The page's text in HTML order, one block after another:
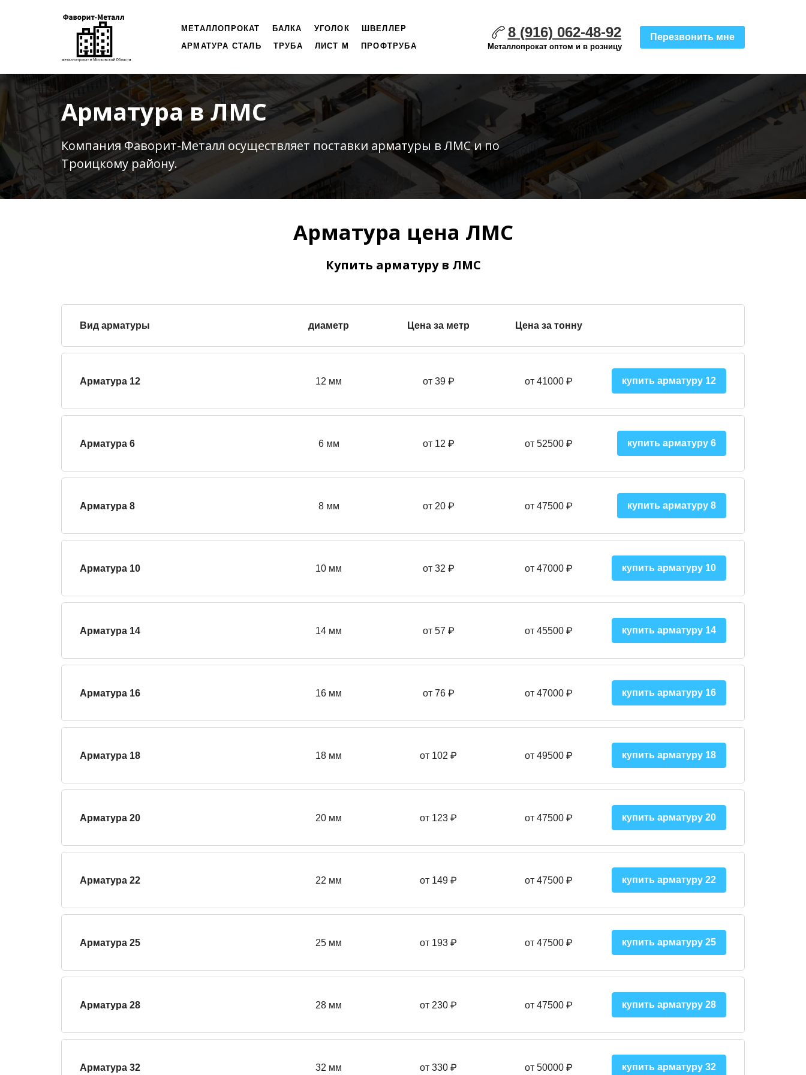
МЕТАЛЛОПРОКАТ БАЛКА УГОЛОК
ШВЕЛЛЕР
АРМАТУРА СТАЛЬ
ТРУБА ЛИСТ М ПРОФТРУБА
8 (916) 062-48-92
Металлопрокат оптом и в розницу
Перезвонить мне
Арматура в ЛМС
Компания Фаворит-Металл осуществляет поставки арматуры в ЛМС и по
Троицкому району.
Арматура цена ЛМС
Купить арматуру в ЛМС
Вид арматуры диаметр Цена за метр Цена за тонну
Арматура 12 12 мм от 39₽ от 41000₽ купить арматуру 12
Арматура 6 6 мм от 12 ₽ от 52500₽ купить арматуру 6
Арматура 8 8 мм от 20 ₽ от 47500₽ купить арматуру 8
Арматура 10 10 мм от 32 ₽ от 47000₽ купить арматуру 10
Арматура 14 14 мм от 57 ₽ от 45500₽ купить арматуру 14
Арматура 16 16 мм от 76 ₽ от 47000 ₽ купить арматуру 16
Арматура 18 18 мм от 102 ₽ от 49500 ₽ купить арматуру 18
Арматура 20 20 мм от 123 ₽ от 47500 ₽ купить арматуру 20
Арматура 22 22 мм от 149 ₽ от 47500 ₽ купить арматуру 22
Арматура 25 25 мм от 193 ₽ от 47500₽ купить арматуру 25
Арматура 28 28 мм от 230 ₽ от 47500₽ купить арматуру 28
Арматура 32 32 мм от 330 ₽ от 50000₽ купить арматуру 32